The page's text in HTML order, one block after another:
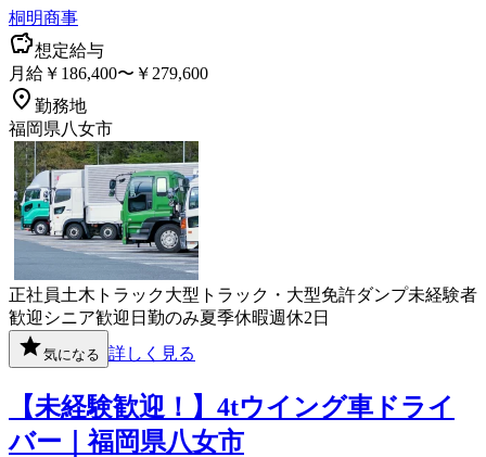
桐明商事
想定給与
月給￥186,400〜￥279,600
勤務地
福岡県八女市
正社員土木 トラック大型トラック・大型免許ダンプ未経験者
歓迎 シニア歓迎 日勤のみ夏季休暇週休2日
気になる 詳しく見る
【未経験歓迎！】4tウイング車ドライ
バー｜福岡県八女市